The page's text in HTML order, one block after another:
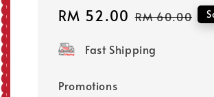
Sale
RM 52.00 Regular
RM 60.00
Fast Shipping
Promotions